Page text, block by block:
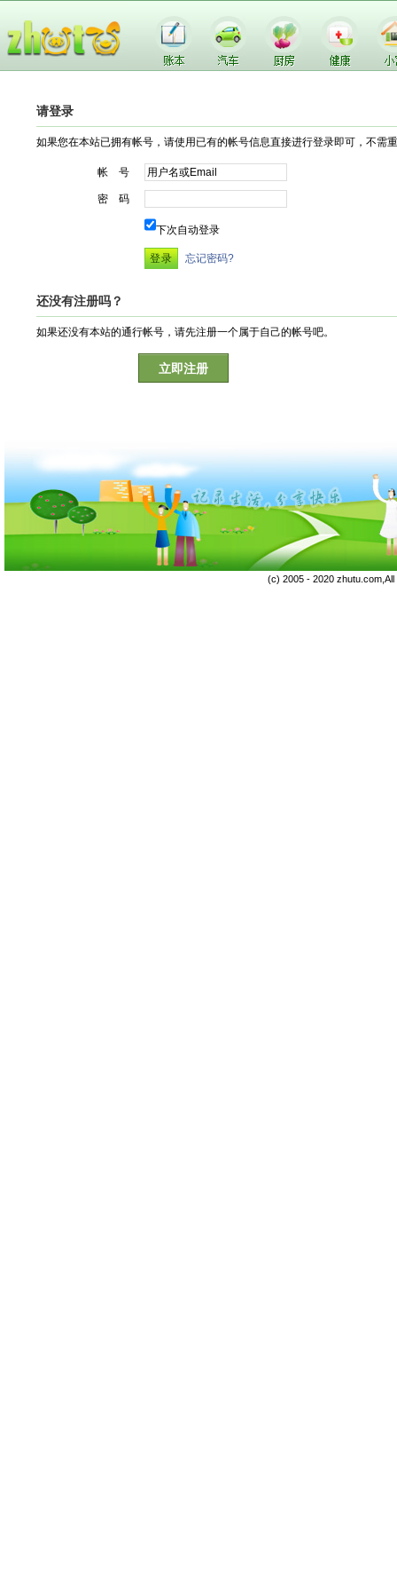
请登录
如果您在本站已拥有帐号，请使用已有的帐号信息直接进行登录即可，不需
帐 号
密 码
下次自动登录
忘记密码?
还没有注册吗？
如果还没有本站的通行帐号，请先注册一个属于自己的帐号吧。
立即注册
(c) 2005 - 2020